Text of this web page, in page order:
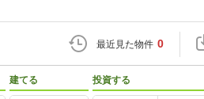
最近見た物件 0
建てる 投資する